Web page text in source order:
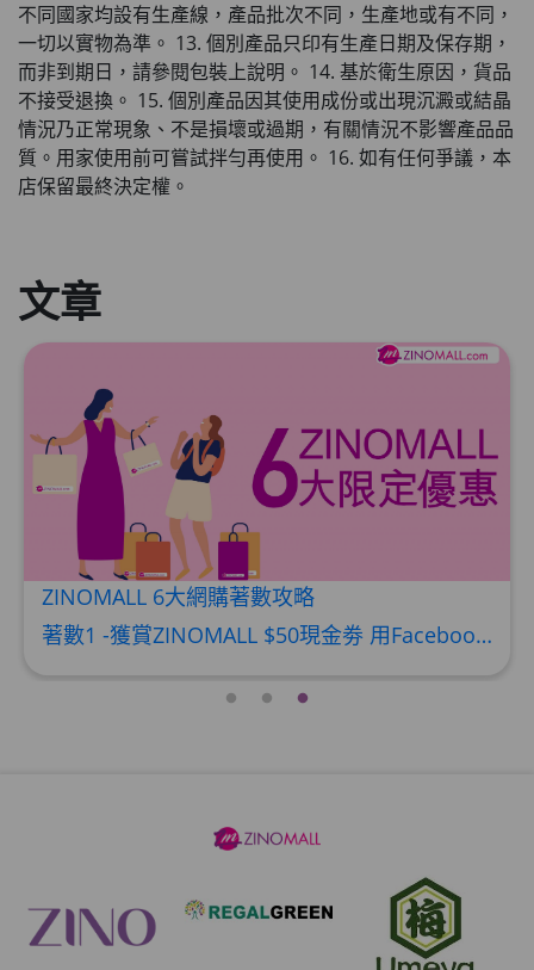
不同國家均設有生產線，產品批次不同，生產地或有不同，
一切以實物為準。 13. 個別產品只印有生產日期及保存期，
而非到期日，請參閱包裝上說明。 14. 基於衛生原因，貨品
不接受退換。 15. 個別產品因其使用成份或出現沉澱或結晶
情況乃正常現象、不是損壞或過期，有關情況不影響產品品
質。用家使用前可嘗試拌勻再使用。 16. 如有任何爭議，本
店保留最終決定權。
文章
ZINOMALL 6大網購著數攻略
著數1 -獲賞ZINOMALL $50現金劵 用Facebook或Email 成功登記做ZINOMALL網購會員，$50現金劵會自動加入閣下ZINOMALL的賬戶，單次購物滿$350，網上付款時即可使用$50優惠劵，只可使用一次。 著數2- 新會員購物滿$680(折實)即減$80, 再送豐富迎新禮物 【迎新禮物優惠劵】會自動加入閣下ZINOMALL的賬戶，新會員單次購物滿$680(折實)，網上付款時使用優惠劵，即減$80及送神秘迎新禮物。 著數3- 新會員購物滿$1088(折實)即減$150, 再送